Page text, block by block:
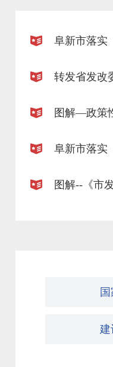
图解—政策
建